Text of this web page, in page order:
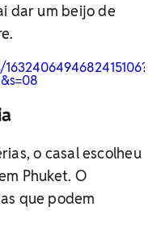
dar um beijo de
o casal escolheu
Phuket. O
que podem